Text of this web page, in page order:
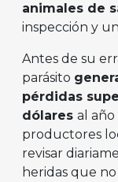
animales de
inspección y
Antes de su
parásito
pérdidas
dólares al
productores
revisar
heridas que